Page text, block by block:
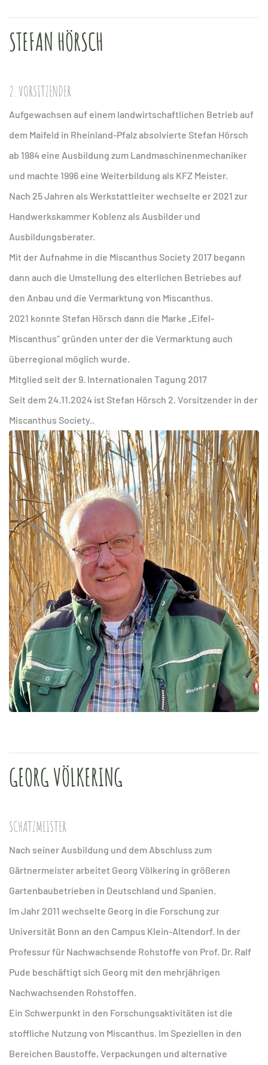
STEFAN HÖRSCH
2. VORSITZENDER
Aufgewachsen auf einem landwirtschaftlichen Betrieb auf
dem Maifeld in Rheinland-Pfalz absolvierte Stefan Hörsch
ab 1984 eine Ausbildung zum Landmaschinenmechaniker
und machte 1996 eine Weiterbildung als KFZ Meister.
Nach 25 Jahren als Werkstattleiter wechselte er 2021 zur
Handwerkskammer Koblenz als Ausbilder und
Ausbildungsberater.
Mit der Aufnahme in die Miscanthus Society 2017 begann
dann auch die Umstellung des elterlichen Betriebes auf
den Anbau und die Vermarktung von Miscanthus.
2021 konnte Stefan Hörsch dann die Marke „Eifel-
Miscanthus“ gründen unter der die Vermarktung auch
überregional möglich wurde.
Mitglied seit der 9. Internationalen Tagung 2017
Seit dem 24.11.2024 ist Stefan Hörsch 2. Vorsitzender in der
Miscanthus Society..
GEORG VÖLKERING
SCHATZMEISTER
Nach seiner Ausbildung und dem Abschluss zum
Gärtnermeister arbeitet Georg Völkering in größeren
Gartenbaubetrieben in Deutschland und Spanien.
Im Jahr 2011 wechselte Georg in die Forschung zur
Universität Bonn an den Campus Klein-Altendorf. In der
Professur für Nachwachsende Rohstoffe von Prof. Dr. Ralf
Pude beschäftigt sich Georg mit den mehrjährigen
Nachwachsenden Rohstoffen.
Ein Schwerpunkt in den Forschungsaktivitäten ist die
stoffliche Nutzung von Miscanthus. Im Speziellen in den
Bereichen Baustoffe, Verpackungen und alternative